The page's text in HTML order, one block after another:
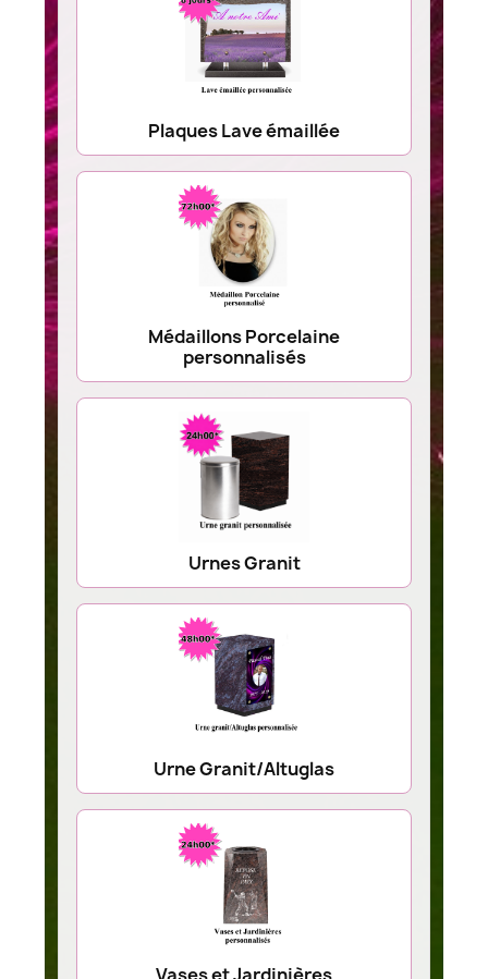
Plaques Lave émaillée
Médaillons Porcelaine
personnalisés
Urnes Granit
Urne Granit/Altuglas
Vases et Jardinières